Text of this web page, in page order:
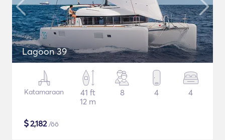
Lagoon 39
Katamaraan
41 ft
12 m
8 4 4
$2,182/öö